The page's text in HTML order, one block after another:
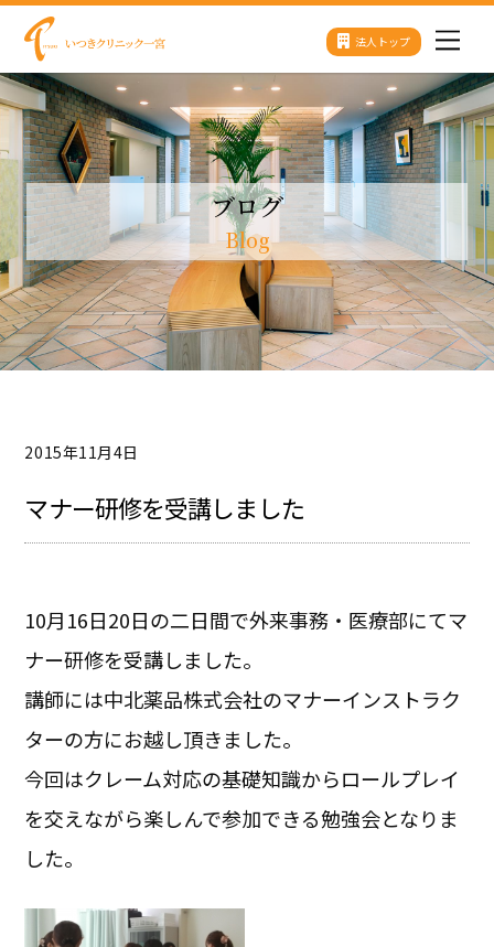
content
法人トップ
ブログ
Blog
2015年11月4日
マナー研修を受講しました
10月16日20日の二日間で外来事務・医療部にてマ
ナー研修を受講しました。
講師には中北薬品株式会社のマナーインストラク
ターの方にお越し頂きました。
今回はクレーム対応の基礎知識からロールプレイ
を交えながら楽しんで参加できる勉強会となりま
した。